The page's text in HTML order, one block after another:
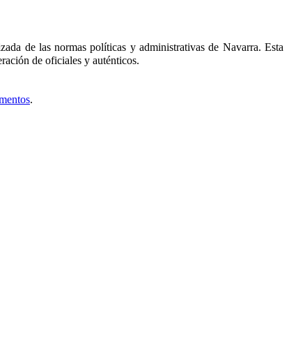
de las normas políticas y administrativas de Navarra. Esta
de oficiales y auténticos.
.